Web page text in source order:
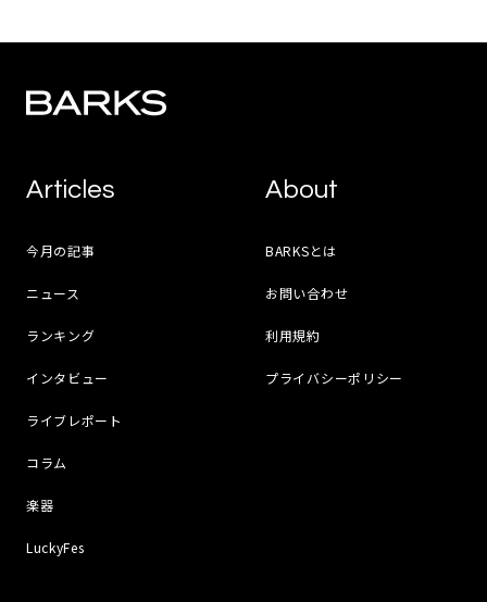
Articles
今月の記事
ニュース
ランキング
インタビュー
ライブレポート
コラム
楽器
LuckyFes
About
BARKSとは
お問い合わせ
利用規約
プライバシーポリシー